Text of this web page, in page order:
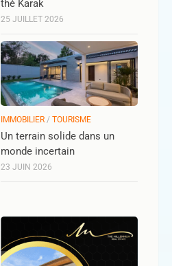
thé Karak
25 JUILLET 2026
IMMOBILIER / TOURISME
Un terrain solide dans un
monde incertain
23 JUIN 2026